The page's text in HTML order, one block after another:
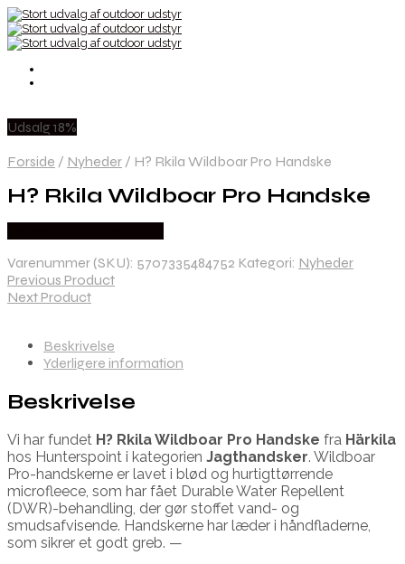
Udsalg 18%
Forside / Nyheder / H? Rkila Wildboar Pro Handske
H? Rkila Wildboar Pro Handske
Varenummer (SKU): 5707335484752 Kategori: Nyheder
Previous Product
Next Product
Beskrivelse
Yderligere information
Beskrivelse
Vi har fundet H? Rkila Wildboar Pro Handske fra Härkila
hos Hunterspoint i kategorien Jagthandsker. Wildboar
Pro-handskerne er lavet i blød og hurtigttørrende
microfleece, som har fået Durable Water Repellent
(DWR)-behandling, der gør stoffet vand- og
smudsafvisende. Handskerne har læder i håndfladerne,
som sikrer et godt greb. —